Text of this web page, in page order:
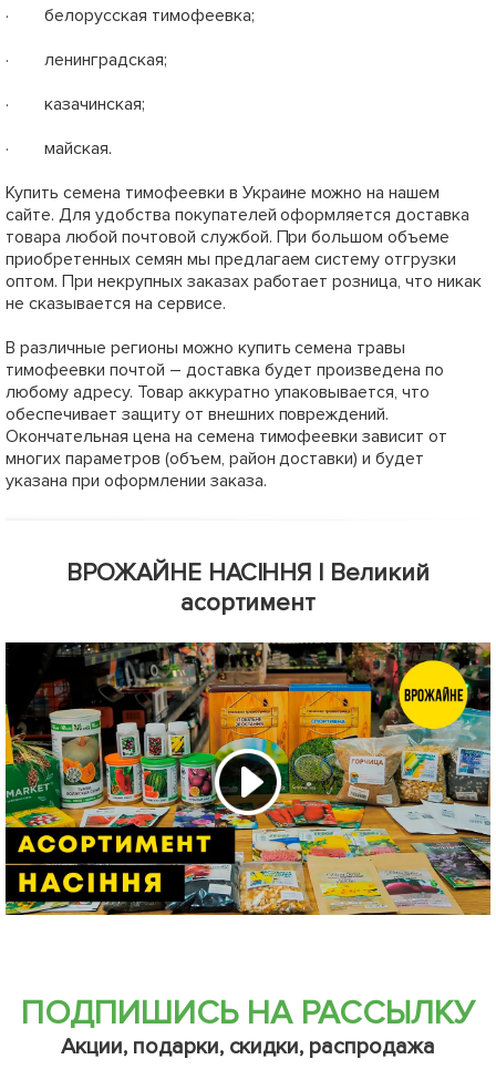
· белорусская тимофеевка;
· ленинградская;
· казачинская;
· майская.
Купить семена тимофеевки в Украине можно на нашем
сайте. Для удобства покупателей оформляется доставка
товара любой почтовой службой. При большом объеме
приобретенных семян мы предлагаем систему отгрузки
оптом. При некрупных заказах работает розница, что никак
не сказывается на сервисе.
В различные регионы можно купить семена травы
тимофеевки почтой – доставка будет произведена по
любому адресу. Товар аккуратно упаковывается, что
обеспечивает защиту от внешних повреждений.
Окончательная цена на семена тимофеевки зависит от
многих параметров (объем, район доставки) и будет
указана при оформлении заказа.
ВРОЖАЙНЕ НАСІННЯ | Великий
асортимент
ПОДПИШИСЬ НА РАССЫЛКУ
Акции, подарки, скидки, распродажа